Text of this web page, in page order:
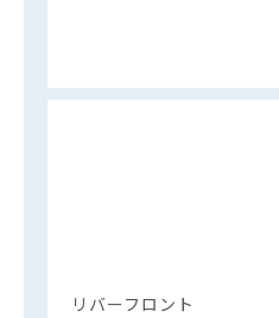
リバーフロント